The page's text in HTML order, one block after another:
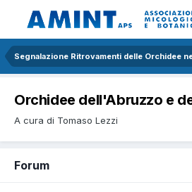
Orchidee dell'Abruzzo e
A cura di Tomaso Lezzi
Forum